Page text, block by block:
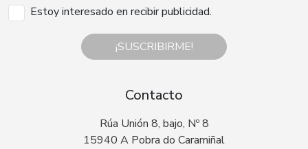
Estoy interesado en recibir publicidad.
¡SUSCRIBIRME!
Contacto
Rúa Unión 8, bajo, Nº 8
15940 A Pobra do Caramiñal